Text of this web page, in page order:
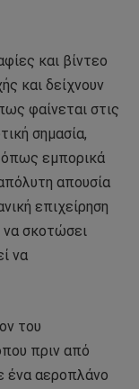
και βίντεο
και δείχνουν
φαίνεται στις
σημασία,
όπως εμπορικά
απουσία
επιχείρηση
να σκοτώσει
να
του
πριν από
ένα αεροπλάνο